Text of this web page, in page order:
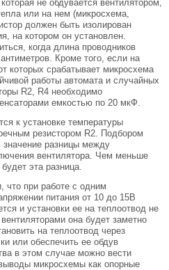
не обдувается вентилятором,
или на нем (микросхема,
должен быть изолирован
на котором он установлен.
когда длина проводников
Кроме того, если на
которых срабатывает микросхема
работы автомата и случайных
R2, R4 необходимо
емкостью по 20 мкФ.
к установке температуры
резистором R2. Подбором
значение разницы между
вентилятора. Чем меньше
эта разница.
что при работе с одним
питания от 10 до 15В
и установки ее на теплоотвод не
она будет заметно
на теплоотвод через
или обеспечить ее обдув
в этом случае можно вести
микросхемы как опорные